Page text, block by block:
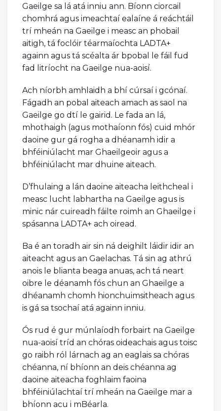
Gaeilge sa lá atá inniu ann. Bíonn ciorcail
chomhrá agus imeachtaí ealaíne á reáchtáil
trí mheán na Gaeilge i measc an phobail
aitigh, tá foclóir téarmaíochta LADTA+
againn agus tá scéalta ár bpobal le fáil fud
fad litríocht na Gaeilge nua-aoisí.
Ach níorbh amhlaidh a bhí cúrsaí i gcónaí.
Fágadh an pobal aiteach amach as saol na
Gaeilge go dtí le gairid. Le fada an lá,
mhothaigh (agus mothaíonn fós) cuid mhór
daoine gur gá rogha a dhéanamh idir a
bhféiniúlacht mar Ghaeilgeoir agus a
bhféiniúlacht mar dhuine aiteach.
D’fhulaing a lán daoine aiteacha leithcheal i
measc lucht labhartha na Gaeilge agus is
minic nár cuireadh fáilte roimh an Ghaeilge i
spásanna LADTA+ ach oiread.
Ba é an toradh air sin ná deighilt láidir idir an
aiteacht agus an Gaelachas. Tá sin ag athrú
anois le blianta beaga anuas, ach tá neart
oibre le déanamh fós chun an Ghaeilge a
dhéanamh chomh hionchuimsitheach agus
is gá sa tsochaí atá againn inniu.
Ós rud é gur múnlaíodh forbairt na Gaeilge
nua-aoisí tríd an chóras oideachais agus toisc
go raibh ról lárnach ag an eaglais sa chóras
chéanna, ní bhíonn an deis chéanna ag
daoine aiteacha foghlaim faoina
bhféiniúlachtaí trí mheán na Gaeilge mar a
bhíonn acu i mBéarla.